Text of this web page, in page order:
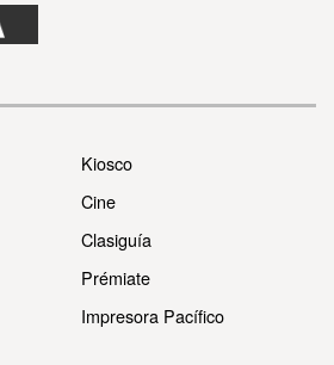
Kiosco
Cine
Clasiguía
Prémiate
Impresora Pacífico